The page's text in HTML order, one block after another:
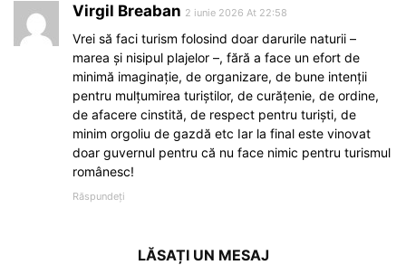
Virgil Breaban 2 iunie 2026 At 22:58
Vrei să faci turism folosind doar darurile naturii –
marea şi nisipul plajelor –, fără a face un efort de
minimă imaginaţie, de organizare, de bune intenţii
pentru mulţumirea turiştilor, de curăţenie, de ordine,
de afacere cinstită, de respect pentru turişti, de
minim orgoliu de gazdă etc Iar la final este vinovat
doar guvernul pentru că nu face nimic pentru turismul
românesc!
Răspundeți
LĂSAȚI UN MESAJ